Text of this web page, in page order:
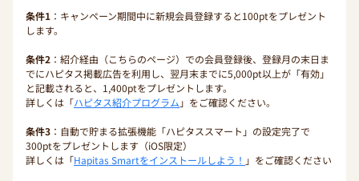
条件1 ：キャンペーン期間中に新規会員登録すると100ptをプレゼント
します。
条件2 ：紹介経由（こちらのページ）での会員登録後、登録月の末日ま
でにハピタス掲載広告を利用し、翌月末までに5,000pt以上が「有効」
と記載されると、1,400ptをプレゼントします。
詳しくは「ハピタス紹介プログラム 」をご確認ください。
条件3 ：自動で貯まる拡張機能「ハピタススマート」の設定完了で
300ptをプレゼントします（iOS限定）
詳しくは「Hapitas Smartをインストールしよう！ 」をご確認ください